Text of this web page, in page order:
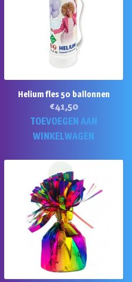
Helium fles 50 ballonnen
€41,50
TOEVOEGEN AAN
WINKELWAGEN